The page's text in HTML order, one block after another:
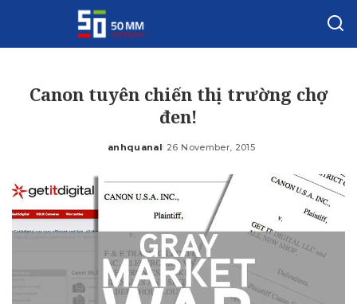
Canon tuyên chiến thị trường chợ
đen!
Posted
anhquanal 26 November, 2015